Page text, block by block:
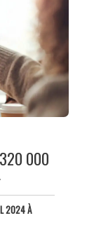
000
2024 À